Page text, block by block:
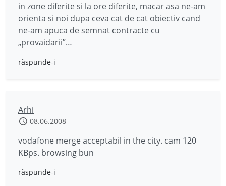
in zone diferite si la ore diferite, macar asa ne-am
orienta si noi dupa ceva cat de cat obiectiv cand
ne-am apuca de semnat contracte cu
„provaidarii”…
răspunde-i
Arhi
08.06.2008
vodafone merge acceptabil in the city. cam 120
KBps. browsing bun
răspunde-i